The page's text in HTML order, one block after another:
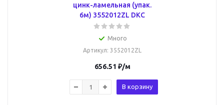
цинк-ламельная (упак.
6м) 3552012ZL DKC
Много
Артикул: 3552012ZL
656.51 ₽/м
В корзину